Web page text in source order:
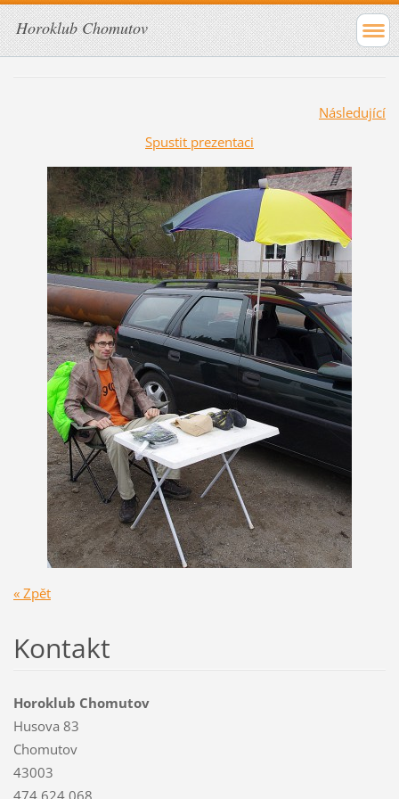
Horoklub Chomutov
Následující
Spustit prezentaci
« Zpět
Kontakt
Horoklub Chomutov
Husova 83
Chomutov
43003
474 624 068